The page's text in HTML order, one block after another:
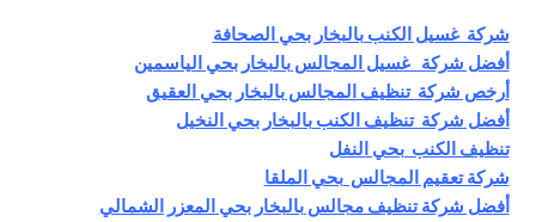
شركة غسيل الكنب بالبخار بحي الصحافة
أفضل شركة غسيل المجالس بالبخار بحي الياسمين
أرخص شركة تنظيف المجالس بالبخار بحي العقيق
أفضل شركة تنظيف الكنب بالبخار بحي النخيل
تنظيف الكنب بحي النفل
شركة تعقيم المجالس بحي الملقا
أفضل شركة تنظيف مجالس بالبخار بحي المعزر الشمالي